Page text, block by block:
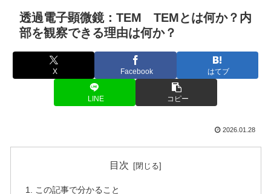
透過電子顕微鏡：TEM TEMとは何か？内
部を観察できる理由は何か？
X Facebook はてブ
LINE コピー
2026.01.28
目次
この記事で分かること